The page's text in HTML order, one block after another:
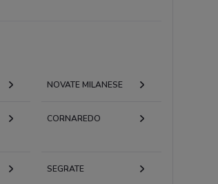
NOVATE MILANESE
CORNAREDO
SEGRATE